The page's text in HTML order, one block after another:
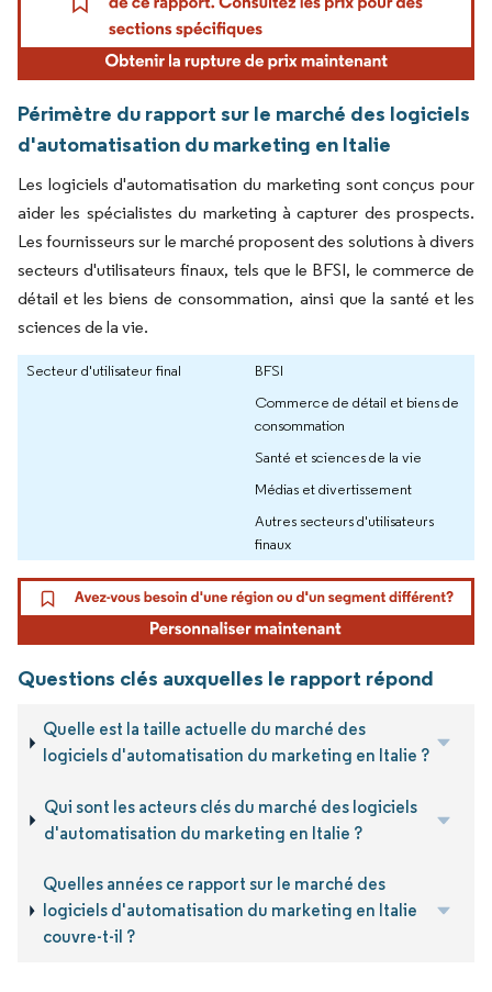
Périmètre du rapport sur le marché des logiciels
d'automatisation du marketing en Italie
Les logiciels d'automatisation du marketing sont conçus pour
aider les spécialistes du marketing à capturer des prospects.
Les fournisseurs sur le marché proposent des solutions à divers
secteurs d'utilisateurs finaux, tels que le BFSI, le commerce de
détail et les biens de consommation, ainsi que la santé et les
sciences de la vie.
Secteur d'utilisateur final
BFSI
Commerce de détail et biens de
consommation
Santé et sciences de la vie
Médias et divertissement
Autres secteurs d'utilisateurs
finaux
Questions clés auxquelles le rapport répond
Quelle est la taille actuelle du marché des
logiciels d'automatisation du marketing en Italie ?
Qui sont les acteurs clés du marché des logiciels
d'automatisation du marketing en Italie ?
Quelles années ce rapport sur le marché des
logiciels d'automatisation du marketing en Italie
couvre-t-il ?